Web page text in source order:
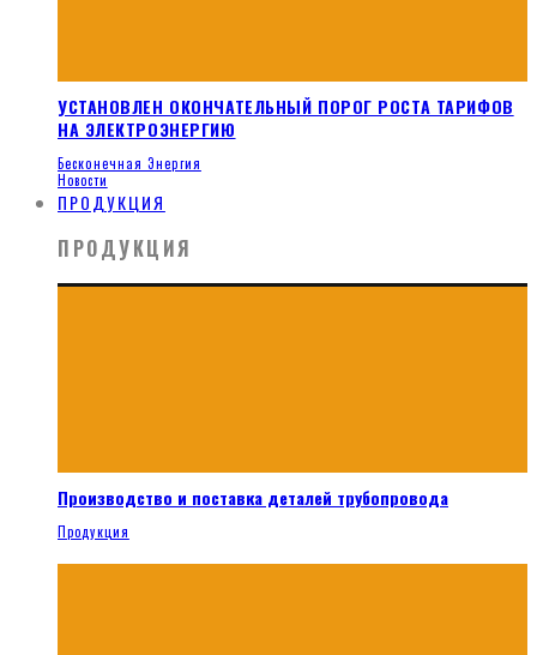
УСТАНОВЛЕН ОКОНЧАТЕЛЬНЫЙ ПОРОГ РОСТА ТАРИФОВ
НА ЭЛЕКТРОЭНЕРГИЮ
Бесконечная Энергия
Новости
ПРОДУКЦИЯ
ПРОДУКЦИЯ
Производство и поставка деталей трубопровода
Продукция